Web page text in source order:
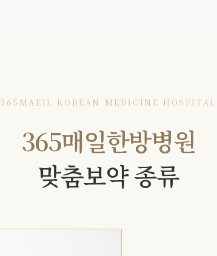
365MAEIL KOREAN MEDICINE HOSPITAL
365매일한방병원
맞춤보약 종류